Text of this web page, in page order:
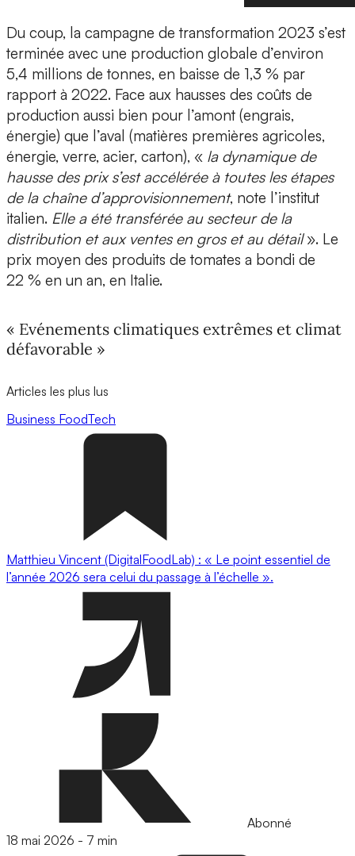
Du coup, la campagne de transformation 2023 s’est
terminée avec une production globale d’environ
5,4 millions de tonnes, en baisse de 1,3 % par
rapport à 2022. Face aux hausses des coûts de
production aussi bien pour l’amont (engrais,
énergie) que l’aval (matières premières agricoles,
énergie, verre, acier, carton), « la dynamique de
hausse des prix s’est accélérée à toutes les étapes
de la chaîne d’approvisionnement, note l’institut
italien. Elle a été transférée au secteur de la
distribution et aux ventes en gros et au détail». Le
prix moyen des produits de tomates a bondi de
22 % en un an, en Italie.
« Evénements climatiques extrêmes et climat
défavorable »
Articles les plus lus
Business FoodTech
Matthieu Vincent (DigitalFoodLab) : « Le point essentiel de
l’année 2026 sera celui du passage à l’échelle ».
Abonné
18 mai 2026 - 7 min